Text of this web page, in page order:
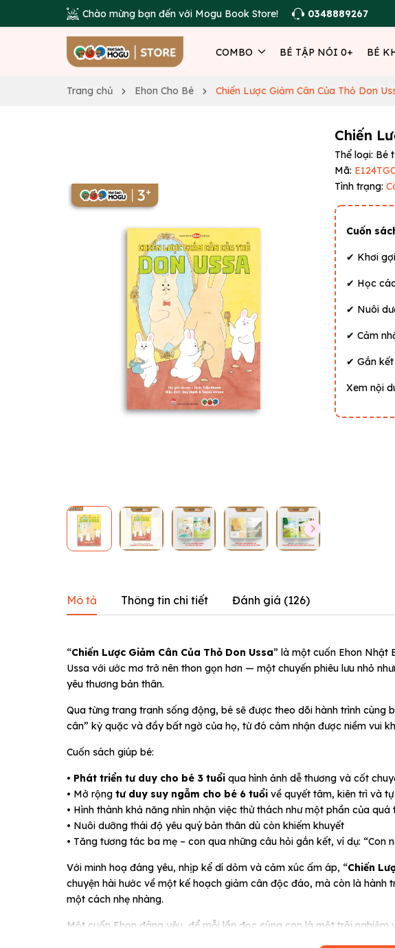
Chào mừng bạn đến với Mogu Book Store! 0348889267
COMBO BÉ TẬP NÓI 0+ BÉ
Trang chủ Ehon Cho Bé Chiến Lược Giảm Cân Của Thỏ Don
Chiến
Thể loại: Bé
Mã:
Tình trạng:
Cuốn
✔ Khơi
✔ Học
✔ Nuôi
✔ Cảm
✔ Gắn
Xem nội
Mô tả Thông tin chi tiết Đánh giá (126)
“Chiến Lược Giảm Cân Của Thỏ Don Ussa” là một cuốn Ehon Nhật
Ussa với ước mơ trở nên thon gọn hơn — một chuyến phiêu lưu nhỏ
yêu thương bản thân.
Qua từng trang tranh sống động, bé sẽ được theo dõi hành trình cùng
cân” kỳ quặc và đầy bất ngờ của họ, từ đó cảm nhận được niềm vui
Cuốn sách giúp bé:
• Phát triển tư duy cho bé 3 tuổi qua hình ảnh dễ thương và cốt
• Mở rộng tư duy suy ngẫm cho bé 6 tuổi về quyết tâm, kiên trì và
• Hình thành khả năng nhìn nhận việc thử thách như một phần của quá
• Nuôi dưỡng thái độ yêu quý bản thân dù còn khiếm khuyết
• Tăng tương tác ba mẹ – con qua những câu hỏi gắn kết, ví dụ: “Con
Với minh hoạ đáng yêu, nhịp kể dí dỏm và cảm xúc ấm áp, “Chiến
chuyện hài hước về một kế hoạch giảm cân độc đáo, mà còn là hành
một cách nhẹ nhàng.
Một cuốn Ehon đáng yêu, để mỗi lần đọc cùng con là một trải